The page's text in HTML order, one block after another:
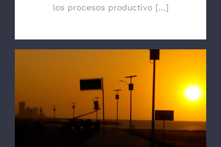
los procesos productivo [...]
Mantenimiento De Sistemas Solares
Fotovoltaicos